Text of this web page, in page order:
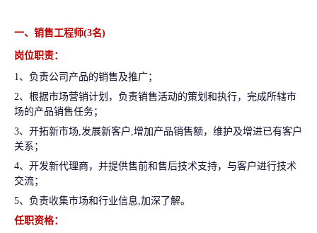
一、销售工程师(3名)
岗位职责：
1、负责公司产品的销售及推广；
2、根据市场营销计划，负责销售活动的策划和执行，完成所辖市
场的产品销售任务；
3、开拓新市场,发展新客户,增加产品销售额，维护及增进已有客户
关系；
4、开发新代理商，并提供售前和售后技术支持，与客户进行技术
交流；
5、负责收集市场和行业信息,加深了解。
任职资格：